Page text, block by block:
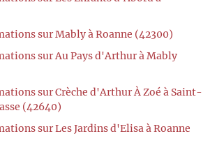
sur Mably à Roanne (42300)
sur Au Pays d'Arthur à Mably
sur Crèche d'Arthur À Zoé à Saint-
(42640)
sur Les Jardins d'Elisa à Roanne